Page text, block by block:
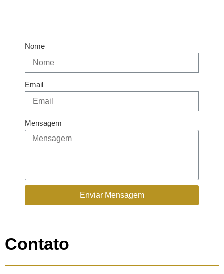
Nome
Email
Mensagem
Enviar Mensagem
Contato